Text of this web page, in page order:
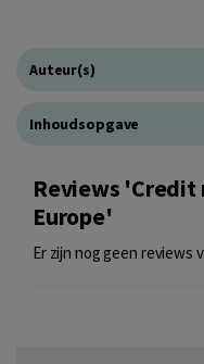
Auteur(s)
Inhoudsopgave
Reviews
Europe'
Er zijn nog geen reviews